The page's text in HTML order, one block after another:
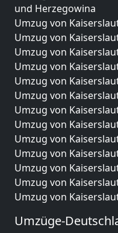
und Herzegowina
Umzug von
Umzug von
Umzug von
Umzug von
Umzug von
Umzug von
Umzug von
Umzug von
Umzug von
Umzug von
Umzug von
Umzug von
Umzug von
Umzüge-